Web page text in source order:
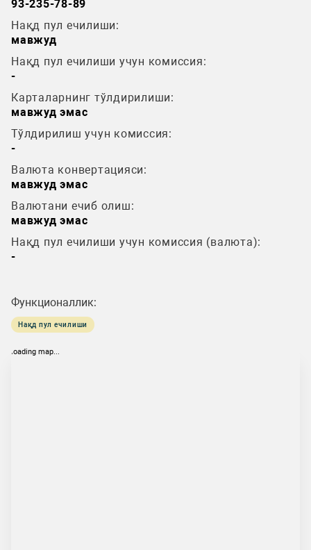
93-235-78-89
Нақд пул ечилиши:
мавжуд
Нақд пул ечилиши учун комиссия:
-
Карталарнинг тўлдирилиши:
мавжуд эмас
Тўлдирилиш учун комиссия:
-
Валюта конвертацияси:
мавжуд эмас
Валютани ечиб олиш:
мавжуд эмас
Нақд пул ечилиши учун комиссия (валюта):
-
Функционаллик:
Нақд пул ечилиши
loading map...